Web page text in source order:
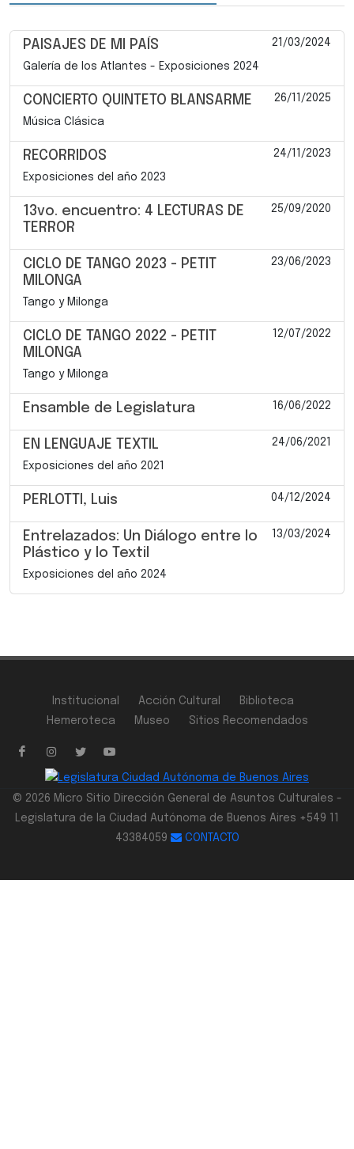
PAISAJES DE MI PAÍS 21/03/2024
Galería de los Atlantes - Exposiciones 2024
CONCIERTO QUINTETO BLANSARME 26/11/2025
Música Clásica
RECORRIDOS 24/11/2023
Exposiciones del año 2023
13vo. encuentro: 4 LECTURAS DE
TERROR
25/09/2020
CICLO DE TANGO 2023 - PETIT
MILONGA
23/06/2023
Tango y Milonga
CICLO DE TANGO 2022 - PETIT
MILONGA
12/07/2022
Tango y Milonga
Ensamble de Legislatura 16/06/2022
EN LENGUAJE TEXTIL 24/06/2021
Exposiciones del año 2021
PERLOTTI, Luis 04/12/2024
Entrelazados: Un Diálogo entre lo
Plástico y lo Textil
13/03/2024
Exposiciones del año 2024
Institucional Acción Cultural
Biblioteca
Hemeroteca
Museo Sitios Recomendados
© 2026 Micro Sitio Dirección General de Asuntos Culturales -
Legislatura de la Ciudad Autónoma de Buenos Aires +549 11
43384059
CONTACTO